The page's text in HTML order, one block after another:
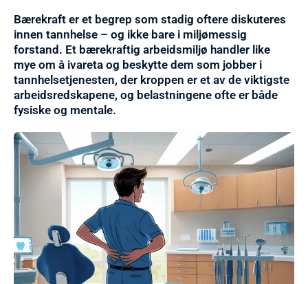
Bærekraft er et begrep som stadig oftere diskuteres
innen tannhelse – og ikke bare i miljømessig
forstand. Et bærekraftig arbeidsmiljø handler like
mye om å ivareta og beskytte dem som jobber i
tannhelsetjenesten, der kroppen er et av de viktigste
arbeidsredskapene, og belastningene ofte er både
fysiske og mentale.